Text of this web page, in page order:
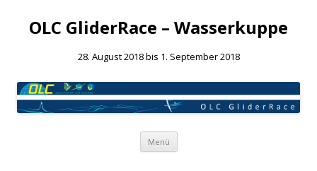
OLC GliderRace – Wasserkuppe
28. August 2018 bis 1. September 2018
Menü Springe